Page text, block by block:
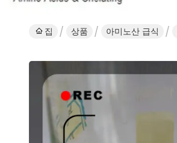
집 상품 아미노산 급식